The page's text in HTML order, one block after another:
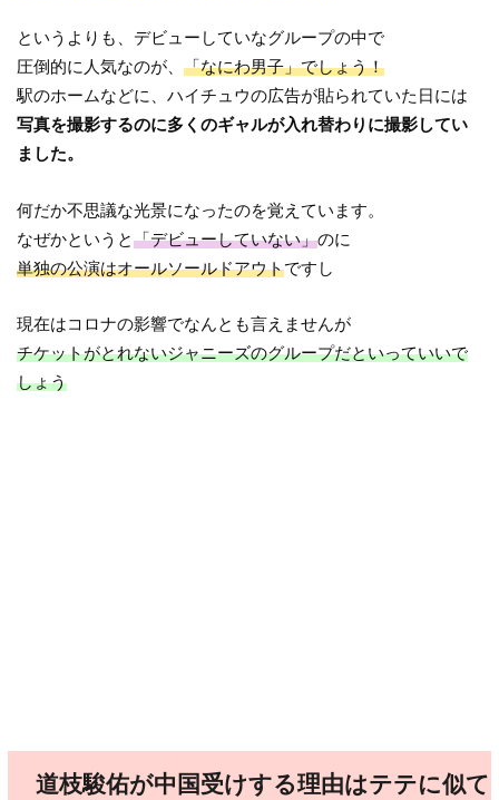
というよりも、デビューしていなグループの中で
圧倒的に人気なのが、「なにわ男子」でしょう！
駅のホームなどに、ハイチュウの広告が貼られていた日には
写真を撮影するのに多くのギャルが入れ替わりに撮影してい
ました。
何だか不思議な光景になったのを覚えています。
なぜかというと「デビューしていない」のに
単独の公演はオールソールドアウトですし
現在はコロナの影響でなんとも言えませんが
チケットがとれないジャニーズのグループだといっていいで
しょう
道枝駿佑が中国受けする理由はテテに似て